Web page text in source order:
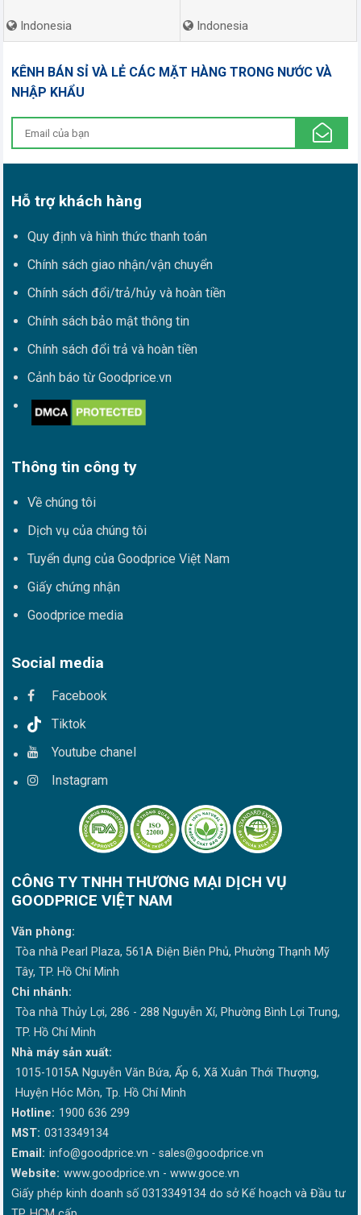
Indonesia Indonesia
KÊNH BÁN SỈ VÀ LẺ CÁC MẶT HÀNG TRONG NƯỚC VÀ
NHẬP KHẨU
Hỗ trợ khách hàng
Quy định và hình thức thanh toán
Chính sách giao nhận/vận chuyển
Chính sách đổi/trả/hủy và hoàn tiền
Chính sách bảo mật thông tin
Chính sách đổi trả và hoàn tiền
Cảnh báo từ Goodprice.vn
Thông tin công ty
Về chúng tôi
Dịch vụ của chúng tôi
Tuyển dụng của Goodprice Việt Nam
Giấy chứng nhận
Goodprice media
Social media
Facebook
Tiktok
Youtube chanel
Instagram
CÔNG TY TNHH THƯƠNG MẠI DỊCH VỤ
GOODPRICE VIỆT NAM
Văn phòng:
Tòa nhà Pearl Plaza, 561A Điện Biên Phủ, Phường Thạnh Mỹ
Tây, TP. Hồ Chí Minh
Chi nhánh:
Tòa nhà Thủy Lợi, 286 - 288 Nguyễn Xí, Phường Bình Lợi Trung,
TP. Hồ Chí Minh
Nhà máy sản xuất:
1015-1015A Nguyễn Văn Bứa, Ấp 6, Xã Xuân Thới Thượng,
Huyện Hóc Môn, Tp. Hồ Chí Minh
Hotline: 1900 636 299
MST: 0313349134
Email: info@goodprice.vn - sales@goodprice.vn
Website: www.goodprice.vn - www.goce.vn
Giấy phép kinh doanh số 0313349134 do sở Kế hoạch và Đầu tư